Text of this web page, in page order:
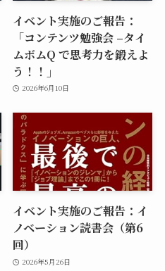
イベント実施のご報告：
「コンテンツ勉強会 –タイ
ムボムQ で思考力を鍛えよ
う！！」
2026年6月10日
イベント実施のご報告：イ
ノベーション読書会（第6
回）
2026年5月26日